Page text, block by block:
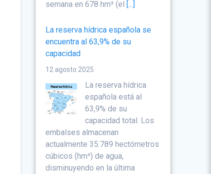
semana en 678 hm³ (el [...]
La reserva hídrica española se
encuentra al 63,9% de su
capacidad
12 agosto 2025
La reserva hídrica
española está al
63,9% de su
capacidad total. Los
embalses almacenan
actualmente 35.789 hectómetros
cúbicos (hm³) de agua,
disminuyendo en la última